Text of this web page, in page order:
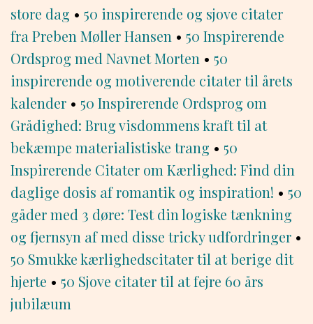
store dag • 50 inspirerende og sjove citater
fra Preben Møller Hansen • 50 Inspirerende
Ordsprog med Navnet Morten • 50
inspirerende og motiverende citater til årets
kalender • 50 Inspirerende Ordsprog om
Grådighed: Brug visdommens kraft til at
bekæmpe materialistiske trang • 50
Inspirerende Citater om Kærlighed: Find din
daglige dosis af romantik og inspiration! • 50
gåder med 3 døre: Test din logiske tænkning
og fjernsyn af med disse tricky udfordringer •
50 Smukke kærlighedscitater til at berige dit
hjerte • 50 Sjove citater til at fejre 60 års
jubilæum